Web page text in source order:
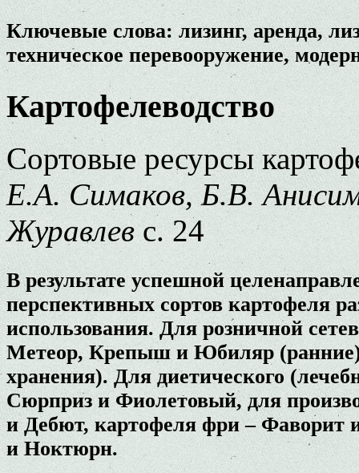
Ключевые слова: лизинг, аренда,
техническое перевооружение,
Картофелеводство
Сортовые ресурсы
Е.А. Симаков, Б.В.
Журавлевс. 24
В результате успешной
перспективных сортов картофеля
использования. Для розничной
Метеор, Крепыш и Юбиляр
хранения). Для диетического
Сюрприз и Фиолетовый, для
и Дебют, картофеля фри – Фаворит
и Ноктюрн.